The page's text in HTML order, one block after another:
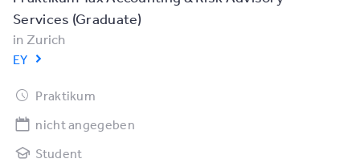
Services (Graduate)
in Zurich
EY
Praktikum
nicht angegeben
Student